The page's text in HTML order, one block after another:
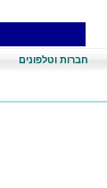
חברות וטלפונים